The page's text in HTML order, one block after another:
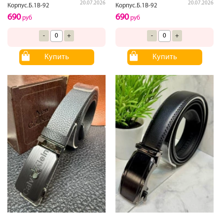
Корпус.Б.1В-92
20.07.2026
690руб
- +
Купить
Корпус.Б.1В-92
20.07.2026
690руб
- +
Купить